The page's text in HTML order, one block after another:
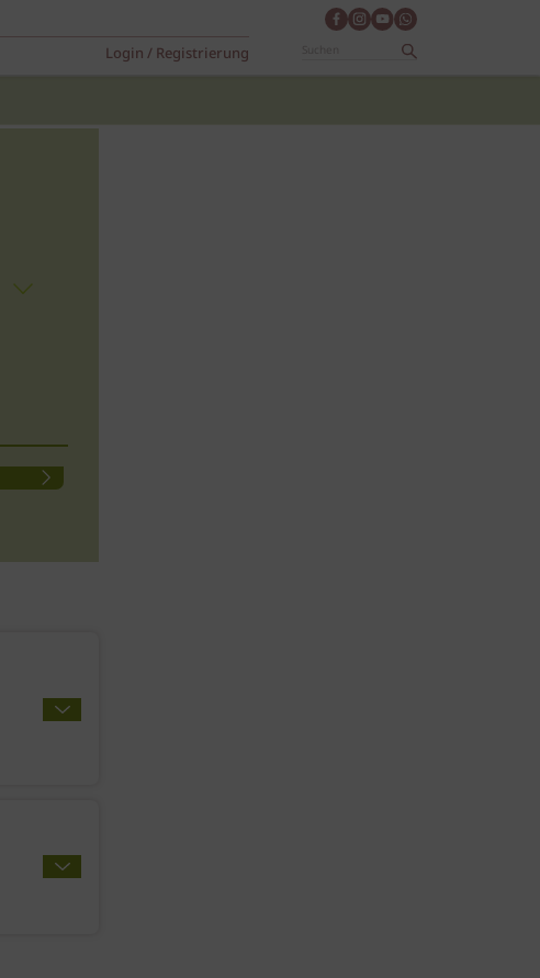
Login / Registrierung